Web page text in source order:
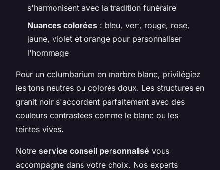
s'harmonisent avec la tradition funéraire
Nuances colorées : bleu, vert, rouge, rose,
jaune, violet et orange pour personnaliser
l'hommage
Pour un columbarium en marbre blanc, privilégiez
les tons neutres ou colorés doux. Les structures en
granit noir s'accordent parfaitement avec des
couleurs contrastées comme le blanc ou les
teintes vives.
Notre service conseil personnalisé vous
accompagne dans votre choix. Nos experts